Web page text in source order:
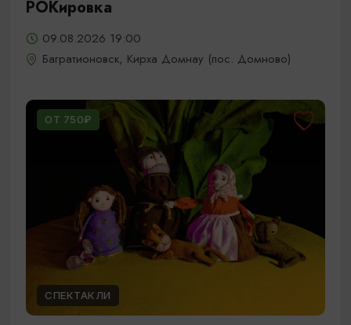
РОКировка
09.08.2026 19:00
Багратионовск, Кирха Домнау (пос. Домново)
ОТ 750₽
СПЕКТАКЛИ